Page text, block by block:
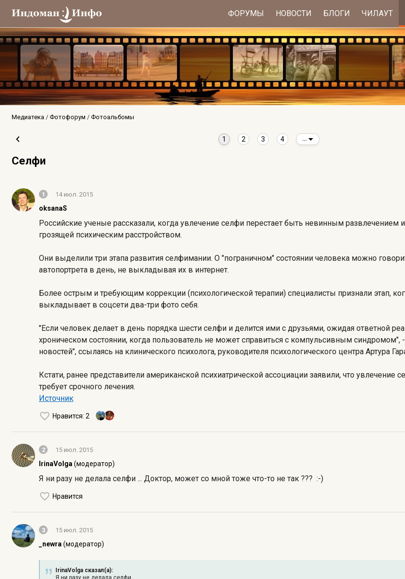
ФОРУМЫ НОВОСТИ БЛОГИ ЧИЛАУТ
Медиатека Фотофорум Фотоальбомы
1 2 3 4
Селфи
1 14 июл. 2015
oksanaS
Российские ученые рассказали, когда увлечение селфи перестает быть невинным развлечением
грозящей психическим расстройством.
Они выделили три этапа развития селфимании. О "пограничном" состоянии человека можно
автопортрета в день, не выкладывая их в интернет.
Более острым и требующим коррекции (психологической терапии) специалисты признали этап,
выкладывает в соцсети два-три фото себя.
"Если человек делает в день порядка шести селфи и делится ими с друзьями, ожидая ответной
хроническом состоянии, когда пользователь не может справиться с компульсивным синдромом",
новостей", ссылаясь на клинического психолога, руководителя психологического центра Артура
Кстати, ранее представители американской психиатрической ассоциации заявили, что увлечение
требует срочного лечения.
Источник
Нравится: 2
2 15 июл. 2015
IrinaVolga (модератор)
Я ни разу не делала селфи ... Доктор, может со мной тоже что-то не так ??? :-)
Нравится
3 15 июл. 2015
_newra (модератор)
IrinaVolga сказал(а):
Я ни разу не делала селфи ...